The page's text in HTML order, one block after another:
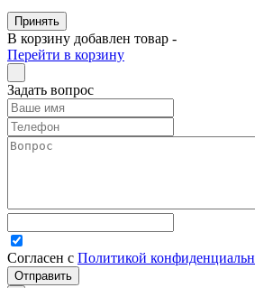
Принять
В корзину добавлен товар -
Перейти в корзину
Задать вопрос
Согласен с Политикой